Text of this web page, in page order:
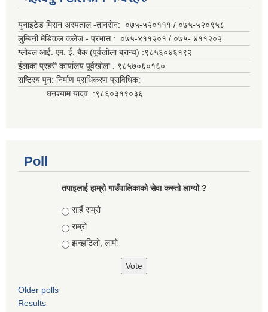
युनाइटेड मिसन अस्पताल -तानसेन: ०७५-५२०१११ / ०७५-५२०९५८
लुम्बिनी मेडिकल कलेज - प्रभास : ०७५-४११२०१ / ०७५- ४११२०२
ग्लोबल आई. एम. ई. बैंक (पूर्वखोला ब्रान्च) :९८५६०४६१९२
ईलाका प्रहरी कार्यालय पूर्वखोला : ९८५७०६०१६०
राष्ट्रिय पुन: निर्माण प्राधिकरण प्राविधिक:
घनश्याम यादव :९८६०३१९०३६
Poll
तपाइलाई हाम्रो गाउँपालिकाको सेवा कस्तो लाग्यो ?
Choices
सार्है राम्रो
राम्रो
झन्झटिलो, लामो
Older polls
Results